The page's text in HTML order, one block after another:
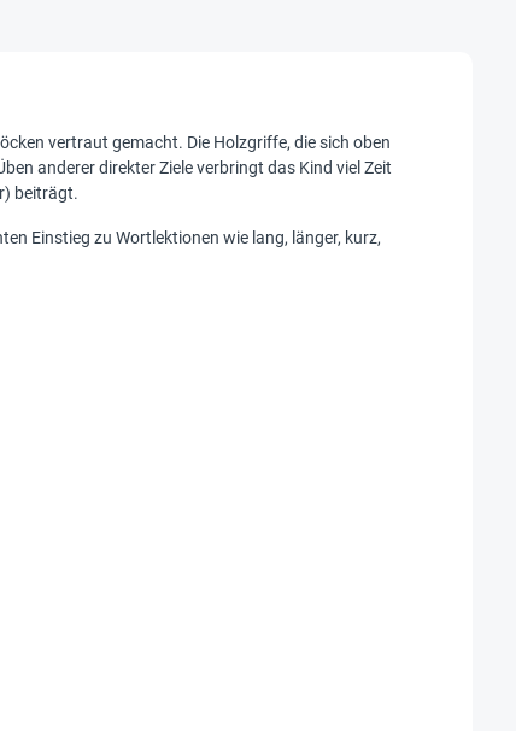
vertraut gemacht. Die Holzgriffe, die sich oben
anderer direkter Ziele verbringt das Kind viel Zeit
beiträgt.
Einstieg zu Wortlektionen wie lang, länger, kurz,